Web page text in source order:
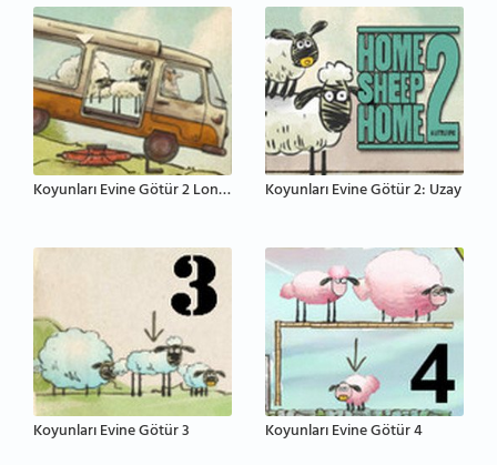
Koyunları Evine Götür 2 Londra Koyunları Evine Götür 2: Uzay
Koyunları Evine Götür 3 Koyunları Evine Götür 4